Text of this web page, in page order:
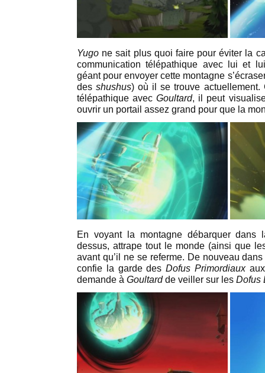
Yugo ne sait plus quoi faire pour éviter la
communication télépathique avec lui et
géant pour envoyer cette montagne
desshushus) où il se trouve actuellement.
télépathique avecGoultard, il peut
ouvrir un portail assez grand pour que la
En voyant la montagne débarquer
dessus, attrape tout le monde (ainsi que
avant qu’il ne se referme. De nouveau
confie la garde desDofus Primordiauxaux
demande à Goultardde veiller sur les Dofus